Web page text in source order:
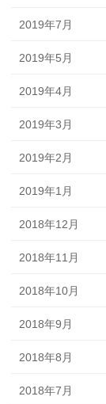
2019年7月
2019年5月
2019年4月
2019年3月
2019年2月
2019年1月
2018年12月
2018年11月
2018年10月
2018年9月
2018年8月
2018年7月